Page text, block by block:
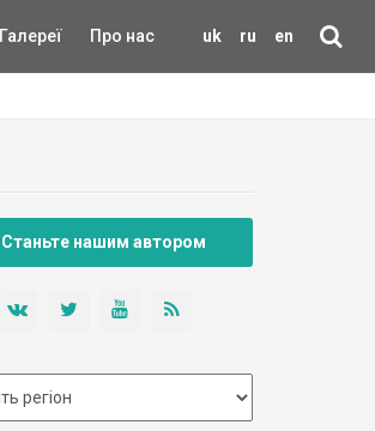
uk ru en
Галереї Про нас
Станьте нашим автором